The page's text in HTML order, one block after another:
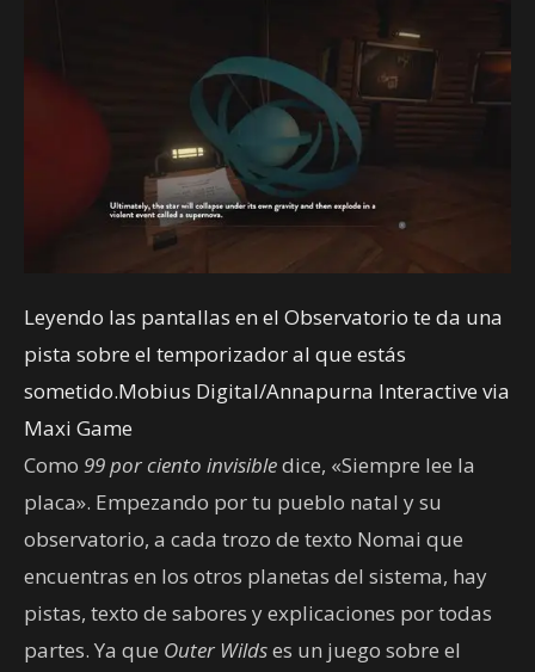
Leyendo las pantallas en el Observatorio te da una
pista sobre el temporizador al que estás
sometido.Mobius Digital/Annapurna Interactive via
Maxi Game
Como 99 por ciento invisibledice, «Siempre lee la
placa». Empezando por tu pueblo natal y su
observatorio, a cada trozo de texto Nomai que
encuentras en los otros planetas del sistema, hay
pistas, texto de sabores y explicaciones por todas
partes. Ya que Outer Wildses un juego sobre el